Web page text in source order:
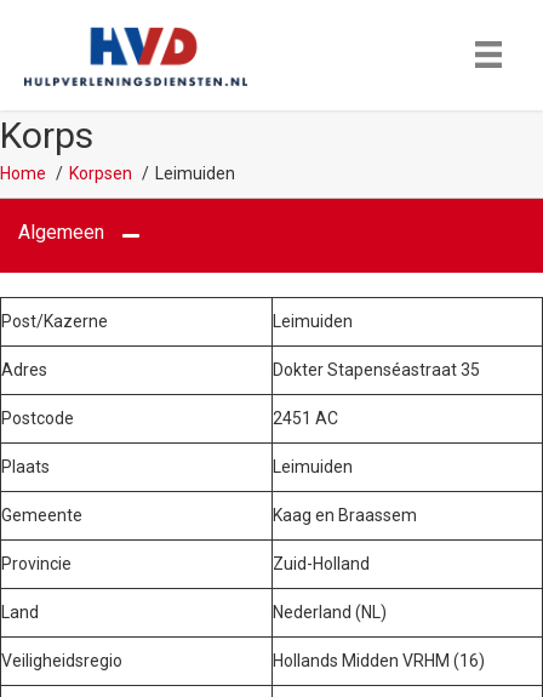
Korps
Home Korpsen Leimuiden
Algemeen
Post/Kazerne Leimuiden
Adres Dokter Stapenséastraat 35
Postcode 2451 AC
Plaats Leimuiden
Gemeente Kaag en Braassem
Provincie Zuid-Holland
Land Nederland (NL)
Veiligheidsregio Hollands Midden VRHM (16)